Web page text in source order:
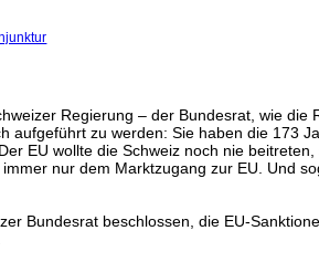
Regierung – der Bundesrat, wie
aufgeführt zu werden: Sie haben die 173
EU wollte die Schweiz noch nie
nur dem Marktzugang zur EU. Und
Bundesrat beschlossen, die EU-